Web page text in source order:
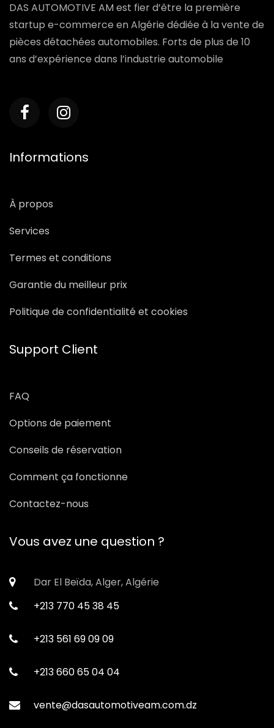
DAS AUTOMOTIVE AM est fier d’être la première
startup e-commerce en Algérie dédiée à la vente de
pièces détachées automobiles. Forts de plus de 10
ans d’expérience dans l’industrie automobile
Informations
À propos
Services
Termes et conditions
Garantie du meilleur prix
Politique de confidentialité et cookies
Support Client
FAQ
Options de paiement
Conseils de réservation
Comment ça fonctionne
Contactez-nous
Vous avez une question ?
Dar El Beïda, Alger, Algérie
+213 770 45 38 45
+213 561 69 09 09
+213 660 65 04 04
vente@dasautomotiveam.com.dz